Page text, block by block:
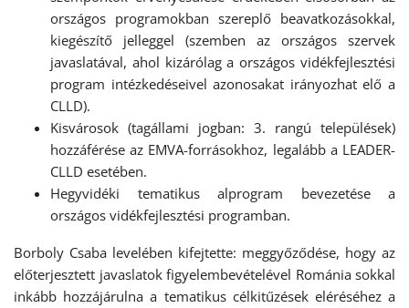
országos programokban szereplő beavatkozásokkal,
kiegészítő jelleggel (szemben az országos szervek
javaslatával, ahol kizárólag a országos vidékfejlesztési
program intézkedéseivel azonosakat irányozhat elő a
CLLD).
Kisvárosok (tagállami jogban: 3. rangú települések)
hozzáférése az EMVA-forrásokhoz, legalább a LEADER-
CLLD esetében.
Hegyvidéki tematikus alprogram bevezetése a
országos vidékfejlesztési programban.
Borboly Csaba levelében kifejtette: meggyőződése, hogy az
előterjesztett javaslatok figyelembevételével Románia sokkal
inkább hozzájárulna a tematikus célkitűzések eléréséhez a